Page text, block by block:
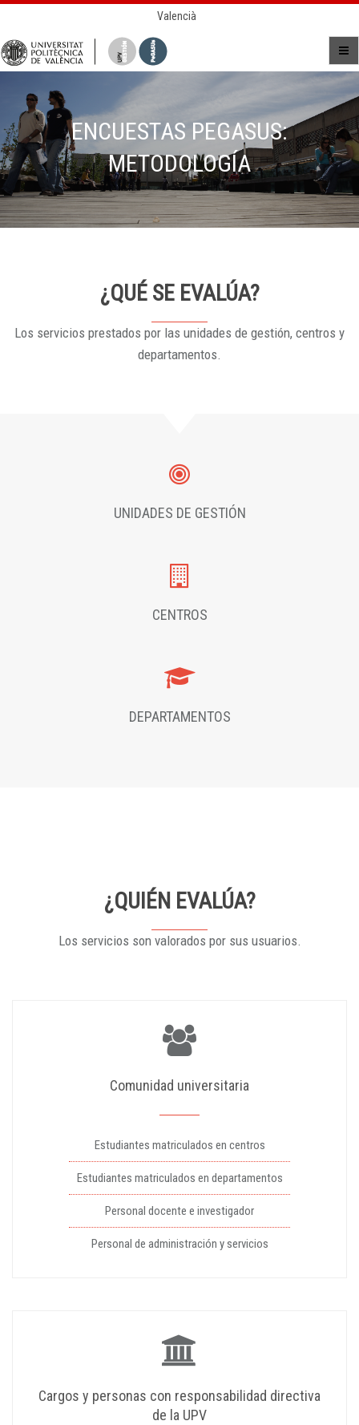
Valencià
ENCUESTAS PEGASUS:
METODOLOGÍA
¿QUÉ SE EVALÚA?
Los servicios prestados por las unidades de gestión, centros y
departamentos.
UNIDADES DE GESTIÓN
CENTROS
DEPARTAMENTOS
¿QUIÉN EVALÚA?
Los servicios son valorados por sus usuarios.
Comunidad universitaria
Estudiantes matriculados en centros
Estudiantes matriculados en departamentos
Personal docente e investigador
Personal de administración y servicios
Cargos y personas con responsabilidad directiva
de la UPV